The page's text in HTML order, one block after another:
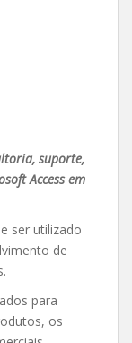
suporte,
Access em
ser utilizado
de
para
os